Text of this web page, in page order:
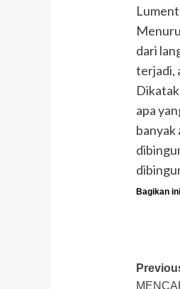
dari
terjadi,
apa
banyak
Bagikan